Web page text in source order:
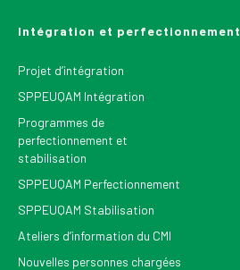
Intégration et perfectionnement
Projet d’intégration
SPPEUQAM Intégration
Programmes de
perfectionnement et
stabilisation
SPPEUQAM Perfectionnement
SPPEUQAM Stabilisation
Ateliers d’information du CMI
Nouvelles personnes chargées